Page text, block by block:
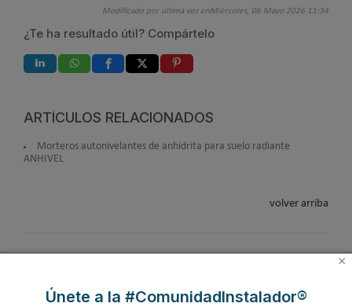
Modificado por última vez enMiércoles, 06 Mayo 2026 11:34
¿Te ha resultado útil? Compártelo
ARTÍCULOS RELACIONADOS
Morteros autonivelantes de anhidrita para suelo radiante
ANHIVEL
volver arriba
×
Únete a la #ComunidadInstalador®